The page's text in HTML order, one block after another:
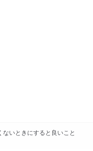
ないときにすると良いこと